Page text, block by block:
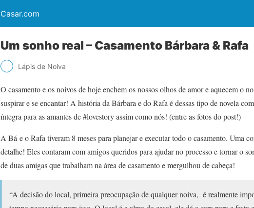
Casar.com
Um sonho real – Casamento Bárbara & Rafa
Lápis de Noiva
O casamento e os noivos de hoje enchem os nossos olhos de amor e aquecem o
suspirar e se encantar! A história da Bárbara e do Rafa é dessas tipo de novela
íntegra para as amantes de #lovestory assim como nós! (entre as fotos do post!)
A Bá e o Rafa tiveram 8 meses para planejar e executar todo o casamento. Uma
detalhe! Eles contaram com amigos queridos para ajudar no processo e tornar o
de duas amigas que trabalham na área de casamento e mergulhou de cabeça!
“A decisão do local, primeira preocupação de qualquer noiva, é realmente